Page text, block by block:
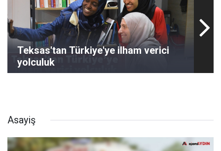
Teksas'tan Türkiye'ye ilham verici
yolculuk
Asayiş